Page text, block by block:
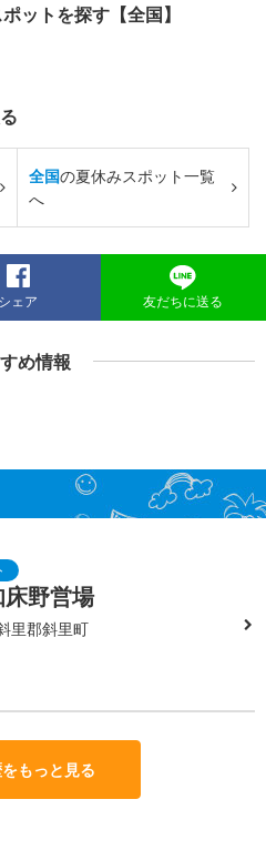
ットを探す【全国】
全国の夏休みスポット一覧
へ
シェア 友だちに送る
め情報
野営場
里郡斜里町
もっと見る